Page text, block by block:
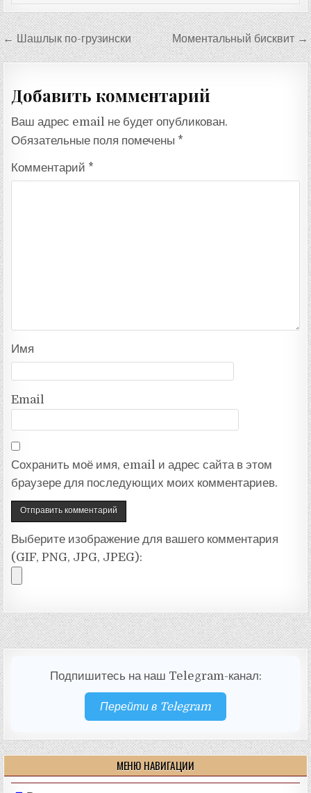
Навигация
по
← Шашлык по-грузински Моментальный бисквит →
Добавить комментарий
Ваш адрес email не будет опубликован.
Обязательные поля помечены *
Комментарий *
Имя
Email
Сохранить моё имя, email и адрес сайта в этом
браузере для последующих моих комментариев.
Выберите изображение для вашего комментария
(GIF, PNG, JPG, JPEG):
Подпишитесь на наш Telegram-канал:
Перейти в Telegram
МЕНЮ НАВИГАЦИИ